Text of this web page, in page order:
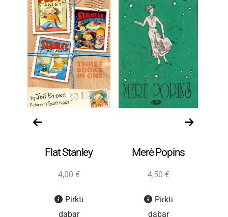
Flat Stanley
4,00 €
Pirkti
dabar
Merė Popins
4,50 €
Pirkti
dabar